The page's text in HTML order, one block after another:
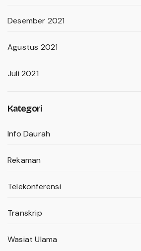
Desember 2021
Agustus 2021
Juli 2021
Kategori
Info Daurah
Rekaman
Telekonferensi
Transkrip
Wasiat Ulama